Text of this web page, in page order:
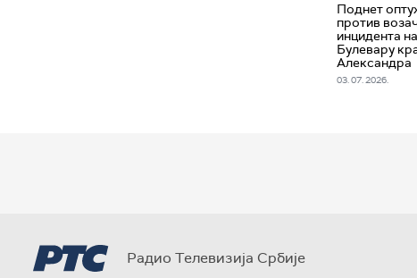
Поднет
против
инцидента
Булевару
Александра
03. 07. 2026.
Радио Телевизија Србије